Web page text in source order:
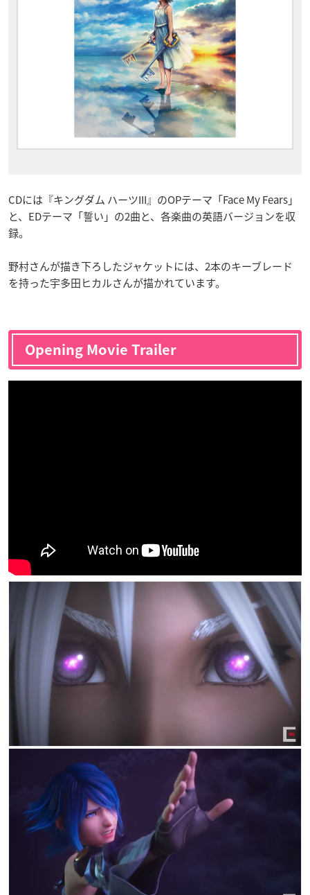
CDには『キングダム ハーツIII』のOPテーマ「Face My Fears」
と、EDテーマ「誓い」の2曲と、各楽曲の英語バージョンを収
録。
野村さんが描き下ろしたジャケットには、2本のキーブレード
を持った宇多田ヒカルさんが描かれています。
Opening Movie Trailer